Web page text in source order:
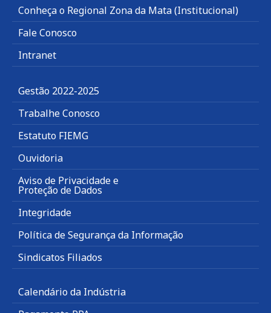
Conheça o Regional Zona da Mata (Institucional)
Fale Conosco
Intranet
Gestão 2022-2025
Trabalhe Conosco
Estatuto FIEMG
Ouvidoria
Aviso de Privacidade e
Proteção de Dados
Integridade
Política de Segurança da Informação
Sindicatos Filiados
Calendário da Indústria